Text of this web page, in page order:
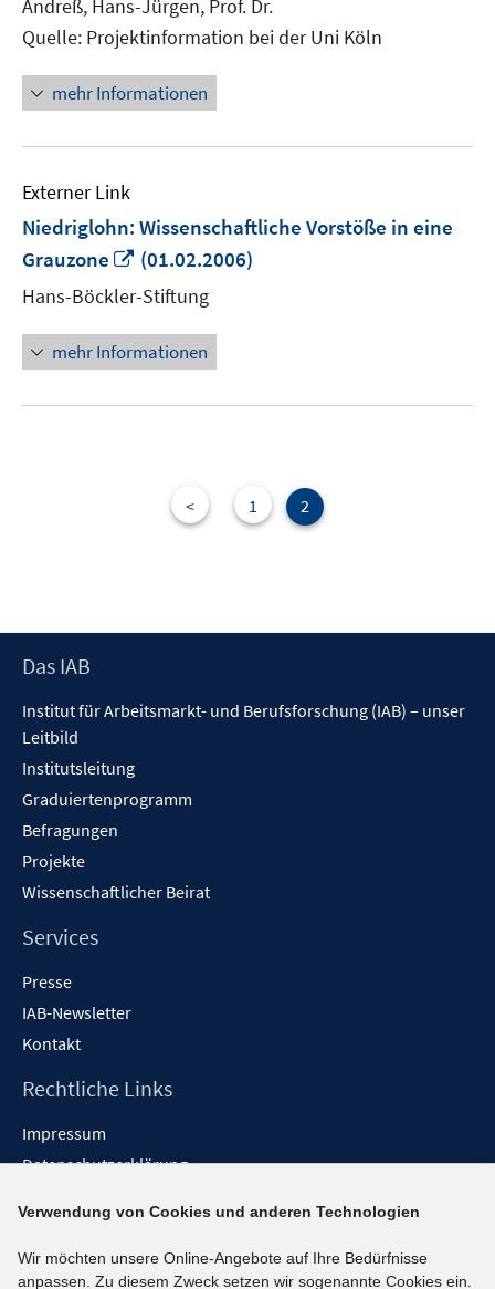
Andreß, Hans-Jürgen, Prof. Dr.
Quelle: Projektinformation bei der Uni Köln
mehr Informationen
Externer Link
Niedriglohn: Wissenschaftliche Vorstöße in eine
Grauzone
In
neuem
Fenster
öffnen
(01.02.2006)
Hans-Böckler-Stiftung
mehr Informationen
< 1 2
Footer
Das IAB
Institut für Arbeitsmarkt- und Berufsforschung (IAB) – unser
Leitbild
Institutsleitung
Graduiertenprogramm
Befragungen
Projekte
Wissenschaftlicher Beirat
Services
Presse
IAB-Newsletter
Kontakt
Rechtliche Links
Impressum
Datenschutzerklärung
Barrieren melden
Social-Media-Kanäle
Verwendung von Cookies und anderen Technologien
Wir möchten unsere Online-Angebote auf Ihre Bedürfnisse
anpassen. Zu diesem Zweck setzen wir sogenannte Cookies ein.